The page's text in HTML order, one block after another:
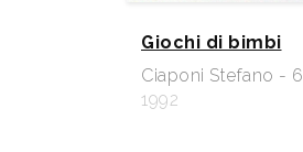
Giochi di bimbi
Ciaponi Stefano - 6
1992